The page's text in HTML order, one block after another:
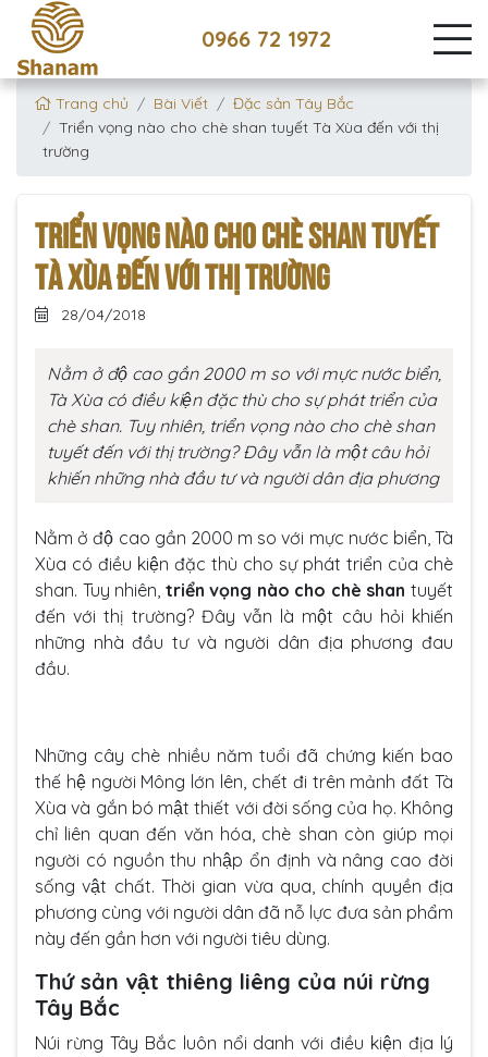
0966 72 1972
Trang chủ Bài Viết
Đặc sản Tây Bắc
Triển vọng nào cho chè shan tuyết Tà Xùa đến với thị
trường
TRIỂN VỌNG NÀO CHO CHÈ SHAN TUYẾT
TÀ XÙA ĐẾN VỚI THỊ TRƯỜNG
28/04/2018
Nằm ở độ cao gần 2000 m so với mực nước biển,
Tà Xùa có điều kiện đặc thù cho sự phát triển của
chè shan. Tuy nhiên, triển vọng nào cho chè shan
tuyết đến với thị trường? Đây vẫn là một câu hỏi
khiến những nhà đầu tư và người dân địa phương
Nằm ở độ cao gần 2000 m so với mực nước biển, Tà
Xùa có điều kiện đặc thù cho sự phát triển của chè
shan. Tuy nhiên, triển vọng nào cho chè shan tuyết
đến với thị trường? Đây vẫn là một câu hỏi khiến
những nhà đầu tư và người dân địa phương đau
đầu.
Những cây chè nhiều năm tuổi đã chứng kiến bao
thế hệ người Mông lớn lên, chết đi trên mảnh đất Tà
Xùa và gắn bó mật thiết với đời sống của họ. Không
chỉ liên quan đến văn hóa, chè shan còn giúp mọi
người có nguồn thu nhập ổn định và nâng cao đời
sống vật chất. Thời gian vừa qua, chính quyền địa
phương cùng với người dân đã nỗ lực đưa sản phẩm
này đến gần hơn với người tiêu dùng.
Thứ sản vật thiêng liêng của núi rừng
Tây Bắc
Núi rừng Tây Bắc luôn nổi danh với điều kiện địa lý